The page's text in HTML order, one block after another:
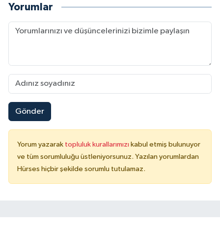
Yorumlar
Gönder
Yorum yazarak topluluk kurallarımızı kabul etmiş bulunuyor
ve tüm sorumluluğu üstleniyorsunuz. Yazılan yorumlardan
Hürses hiçbir şekilde sorumlu tutulamaz.